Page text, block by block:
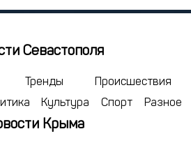
29 30 31
сегодня
Севастополя
Тренды
Происшествия
Культура Спорт Разное
Крыма